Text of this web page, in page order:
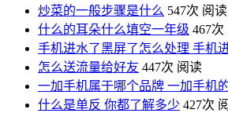
炒菜的一般步骤是什么 547次 阅读
什么的耳朵什么填空一年级 467次
手机进水了黑屏了怎么处理 手机
怎么送流量给好友 447次 阅读
一加手机属于哪个品牌 一加手机
什么是单反 你都了解多少 427次